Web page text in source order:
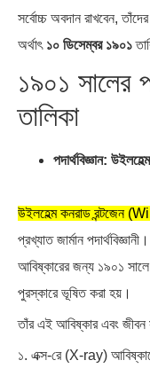
সর্বোচ্চ অবদান রাখবেন,
অর্থাৎ ১০ ডিসেম্বর ১৯০১
১৯০১ সালের
তালিকা
পদার্থবিজ্ঞান:
উইলহেল্ম কনরাড
প্রখ্যাত জার্মান
আবিষ্কারের জন্য ১৯০১ সালে
পুরস্কারে ভূষিত করা হয়।
তাঁর এই আবিষ্কার এবং জীবন
১. এক্স-রে (X-ray)